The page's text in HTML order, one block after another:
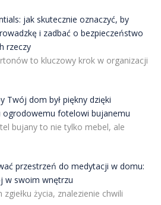
jak skutecznie oznaczyć, by
i zadbać o bezpieczeństwo
rzeczy
to kluczowy krok w organizacji
Twój dom był piękny dzięki
ogrodowemu fotelowi bujanemu
bujany to nie tylko mebel, ale
przestrzeń do medytacji w domu:
w swoim wnętrzu
zgiełku życia, znalezienie chwili